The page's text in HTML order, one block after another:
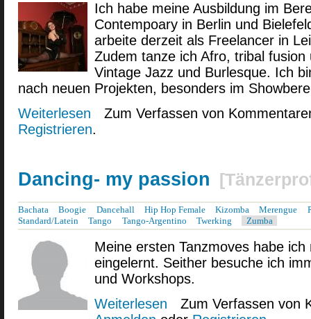
Ich habe meine Ausbildung im
Contempoary in Berlin und
arbeite derzeit als Freelancer in
Zudem tanze ich Afro, tribal fusion
Vintage Jazz und Burlesque. Ich
nach neuen Projekten, besonders im
Weiterlesen über ThereseBanzhaf
Zum Verfassen von
Registrieren.
Dancing- my passion [
Bachata Boogie Dancehall Hip Hop Female Kizomba Merengue
Standard/Latein
Tango Tango-Argentino Twerking Zumba
Meine ersten Tanzmoves habe
eingelernt. Seither besuche ich
und Workshops.
Weiterlesen über Dancing- my passion
Zum Verfassen von